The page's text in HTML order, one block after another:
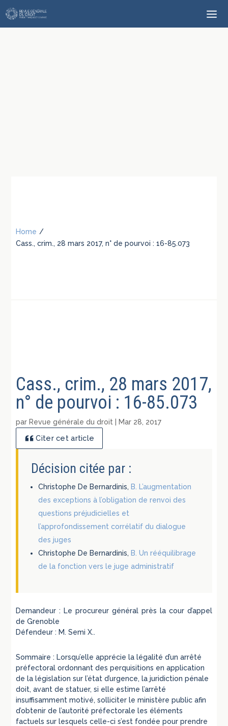
Home /
Cass., crim., 28 mars 2017, n° de pourvoi : 16-85.073
Cass., crim., 28 mars 2017,
n° de pourvoi : 16-85.073
par Revue générale du droit Mar 28, 2017
Citer cet article
Décision citée par :
Christophe De Bernardinis, B. L’augmentation
des exceptions à l’obligation de renvoi des
questions préjudicielles et
l’approfondissement corrélatif du dialogue
des juges
Christophe De Bernardinis, B. Un rééquilibrage
de la fonction vers le juge administratif
Demandeur : Le procureur général près la cour d’appel
de Grenoble
Défendeur : M. Semi X..
Sommaire : Lorsqu’elle apprécie la légalité d’un arrêté
préfectoral ordonnant des perquisitions en application
de la législation sur l’état d’urgence, la juridiction pénale
doit, avant de statuer, si elle estime l’arrêté
insuffisamment motivé, solliciter le ministère public afin
d’obtenir de l’autorité préfectorale les éléments
factuels sur lesquels celle-ci s’est fondée pour prendre